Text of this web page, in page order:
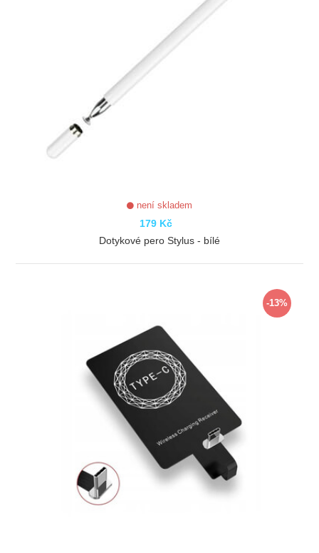
není skladem
179 Kč
Dotykové pero Stylus - bílé
-13%